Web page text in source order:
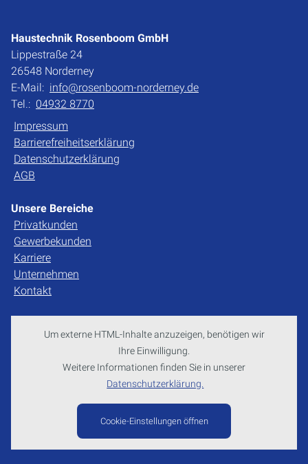
Haustechnik Rosenboom GmbH
Lippestraße 24
26548 Norderney
E-Mail: info@rosenboom-norderney.de
Tel.: 04932 8770
Impressum
Barrierefreiheitserklärung
Datenschutzerklärung
AGB
Unsere Bereiche
Privatkunden
Gewerbekunden
Karriere
Unternehmen
Kontakt
Um externe HTML-Inhalte anzuzeigen, benötigen wir
Ihre Einwilligung.
Weitere Informationen finden Sie in unserer
Datenschutzerklärung.
Cookie-Einstellungen öffnen